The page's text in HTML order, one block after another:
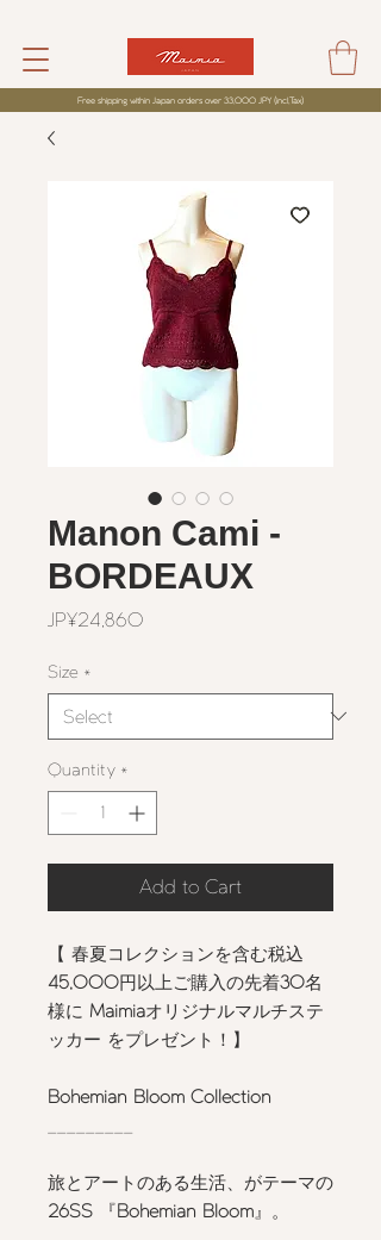
Free shipping within Japan orders over 33,000 JPY (incl,Tax)
Manon Cami -
BORDEAUX
JP¥24,860
Size *
Quantity *
Add to Cart
【 春夏コレクションを含む税込
45,000円以上ご購入の先着30名
様に Maimiaオリジナルマルチステ
ッカー をプレゼント！】
Bohemian Bloom Collection
旅とアートのある生活、がテーマの
26SS 『Bohemian Bloom 』。